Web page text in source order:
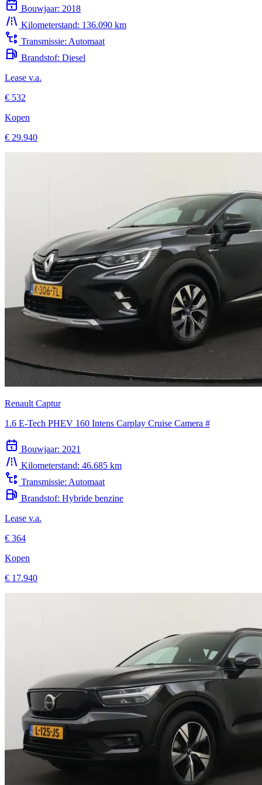
Kilometerstand:
Transmissie:Automaat
Brandstof: Diesel
Lease v.a.
€ 532
Kopen
€ 29.940
Renault Captur
1.6 E-Tech PHEV 160 Intens Carplay Cruise Camera #
Kilometerstand:
Transmissie:Automaat
Brandstof: Hybride benzine
Lease v.a.
€ 364
Kopen
€ 17.940